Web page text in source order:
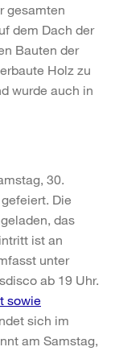
gesamten
dem Dach der
Bauten der
Holz zu
wurde auch in
30.
Die
das
ist an
unter
ab 19 Uhr.
sowie
sich im
am Samstag,